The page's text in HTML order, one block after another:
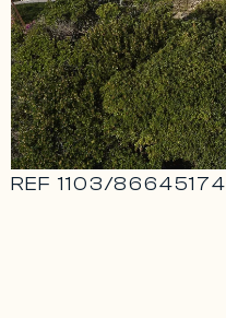
REF1103/86645174